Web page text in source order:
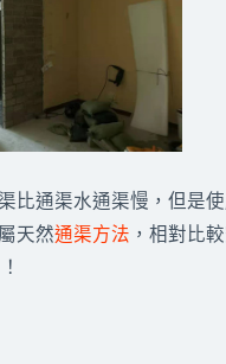
比通渠水通渠慢，但是
天然通渠方法 ，相對比